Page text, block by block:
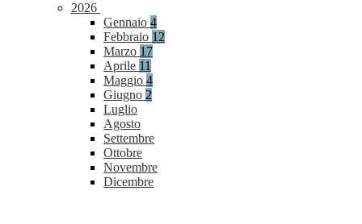
2026
Gennaio 4
Febbraio 12
Marzo 17
Aprile 11
Maggio 4
Giugno 2
Luglio
Agosto
Settembre
Ottobre
Novembre
Dicembre